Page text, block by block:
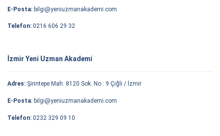
E-Posta: bilgi@yeniuzmanakademi.com
Telefon: 0216 606 29 32
İzmir Yeni Uzman Akademi
Adres: Şirintepe Mah. 8120 Sok. No : 9 Çiğli / İzmir
E-Posta: bilgi@yeniuzmanakademi.com
Telefon: 0232 329 09 10